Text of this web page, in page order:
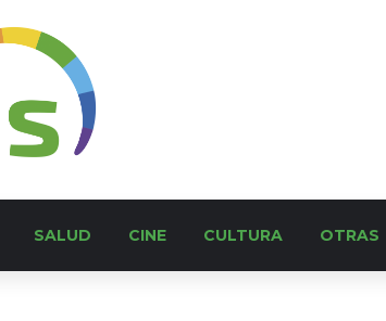
SALUD CINE CULTURA OTRAS